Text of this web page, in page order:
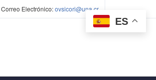
Correo Electrónico:ovsicori@una.cr
ES